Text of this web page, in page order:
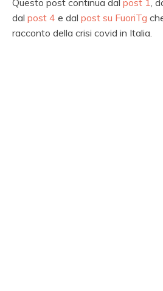
dal post 4 e dal post su FuoriTg
racconto della crisi covid in Italia.